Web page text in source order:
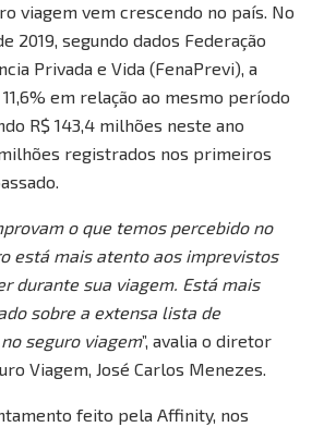
viagem vem crescendo no país. No
segundo dados Federação
Privada e Vida (FenaPrevi), a
em relação ao mesmo período
R$ 143,4 milhões neste ano
registrados nos primeiros
o que temos percebido no
está mais atento aos imprevistos
durante sua viagem. Está mais
sobre a extensa lista de
seguro viagem”, avalia o diretor
Viagem, José Carlos Menezes.
feito pela Affinity, nos